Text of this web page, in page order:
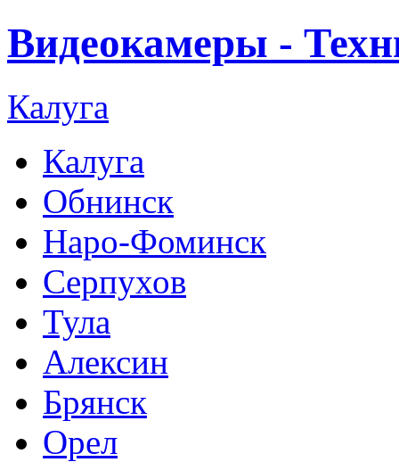
Видеокамеры -
Калуга
Калуга
Обнинск
Наро-Фоминск
Серпухов
Тула
Алексин
Брянск
Орел